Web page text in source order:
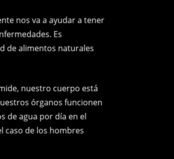
nos va a ayudar a tener
Es
de alimentos naturales
nuestro cuerpo está
órganos funcionen
de agua por día en el
caso de los hombres